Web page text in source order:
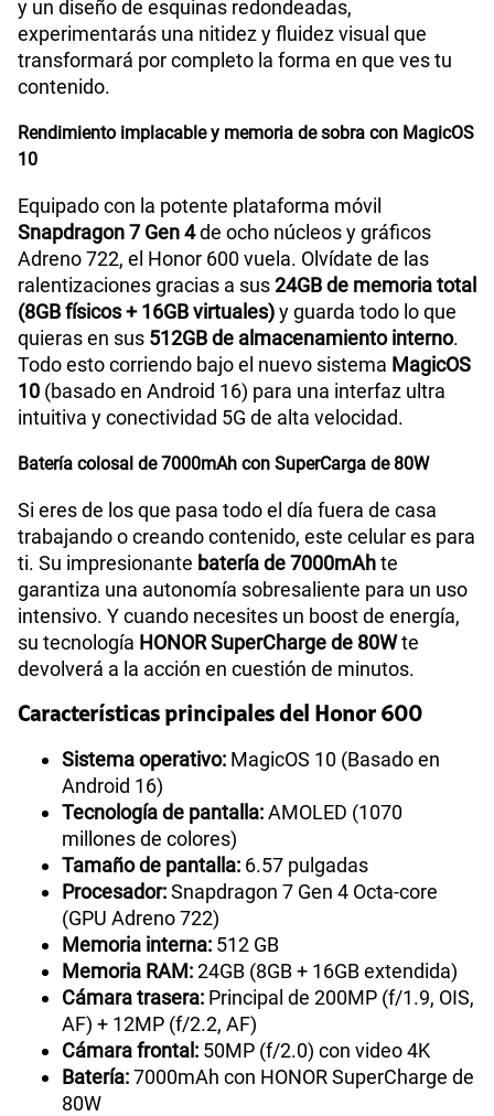
y un diseño de esquinas redondeadas,
experimentarás una nitidez y fluidez visual que
transformará por completo la forma en que ves tu
contenido.
Rendimiento implacable y memoria de sobra con MagicOS
10
Equipado con la potente plataforma móvil
Snapdragon 7 Gen 4de ocho núcleos y gráficos
Adreno 722, el Honor 600 vuela. Olvídate de las
ralentizaciones gracias a sus24GB de memoria total
(8GB físicos + 16GB virtuales)y guarda todo lo que
quieras en sus 512GB de almacenamiento interno.
Todo esto corriendo bajo el nuevo sistema MagicOS
10 (basado en Android 16) para una interfaz ultra
intuitiva y conectividad 5G de alta velocidad.
Batería colosal de 7000mAh con SuperCarga de 80W
Si eres de los que pasa todo el día fuera de casa
trabajando o creando contenido, este celular es para
ti. Su impresionante batería de 7000mAhte
garantiza una autonomía sobresaliente para un uso
intensivo. Y cuando necesites un boost de energía,
su tecnología HONOR SuperCharge de 80Wte
devolverá a la acción en cuestión de minutos.
Características principales del Honor 600
Sistema operativo: MagicOS 10 (Basado en
Android 16)
Tecnología de pantalla:AMOLED (1070
millones de colores)
Tamaño de pantalla: 6.57 pulgadas
Procesador:Snapdragon 7 Gen 4 Octa-core
(GPU Adreno 722)
Memoria interna: 512 GB
Memoria RAM:24GB (8GB + 16GB extendida)
Cámara trasera: Principal de 200MP (f/1.9, OIS,
AF) + 12MP (f/2.2, AF)
Cámara frontal: 50MP (f/2.0) con video 4K
Batería:7000mAh con HONOR SuperCharge de
80W